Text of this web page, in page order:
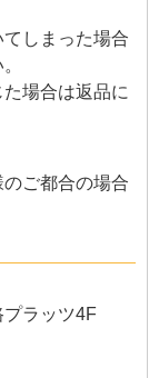
しまった場合
場合は返品に
ご都合の場合
ラッツ4F